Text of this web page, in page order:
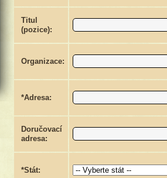
Titul
(pozice):
Organizace:
*Adresa:
Doručovací
adresa:
*Stát: